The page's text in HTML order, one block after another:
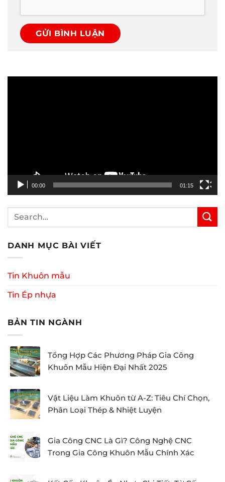
00:00 01:15
DANH MỤC BÀI VIẾT
Tin Khuôn mẫu
Tin Ép nhựa
BẢN TIN NGÀNH
Tổng Hợp Các Phương Pháp Gia Công
Khuôn Mẫu Hiện Đại Nhất 2025
Vật Liệu Làm Khuôn từ A-Z: Tiêu Chí Chọn,
Phân Loại Thép & Nhiệt Luyện
Gia Công CNC Là Gì? Công Nghệ CNC
Trong Gia Công Khuôn Mẫu Chính Xác